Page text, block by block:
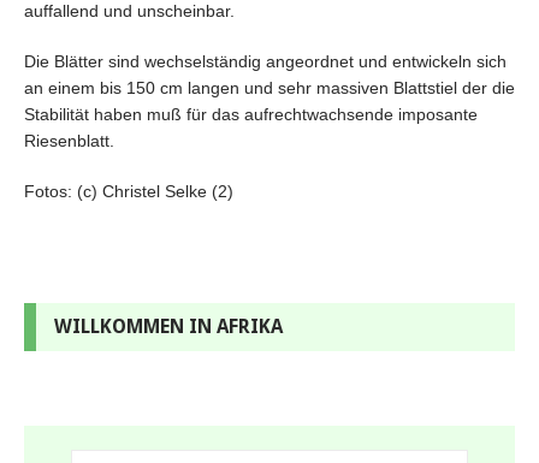
auffallend und unscheinbar.
Die Blätter sind wechselständig angeordnet und entwickeln sich
an einem bis 150 cm langen und sehr massiven Blattstiel der die
Stabilität haben muß für das aufrechtwachsende imposante
Riesenblatt.
Fotos: (c) Christel Selke (2)
WILLKOMMEN IN AFRIKA